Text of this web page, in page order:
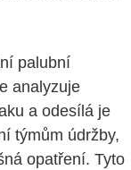
palubní
analyzuje
a odesílá je
týmům údržby,
opatření. Tyto